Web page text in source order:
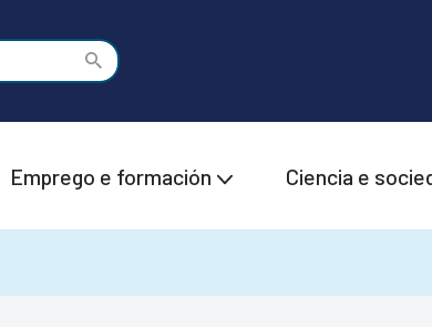
Emprego e formación Ciencia e